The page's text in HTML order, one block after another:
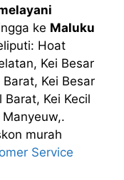
ke Maluku
Hoat
Kei Besar
Kei Besar
Barat, Kei Kecil
murah
Service